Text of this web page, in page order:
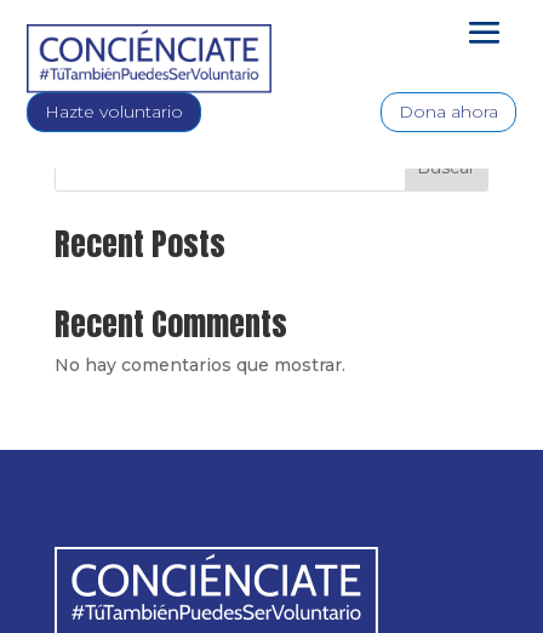
Hazte voluntario Dona ahora
Etn Tags
Buscar
Recent Posts
Recent Comments
No hay comentarios que mostrar.